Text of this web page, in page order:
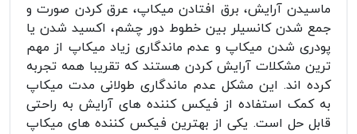
ماسیدن آرایش، برق افتادن میکاپ، عرق کردن صورت و
جمع شدن کانسیلر بین خطوط دور چشم، اکسید شدن یا
پودری شدن میکاپ و عدم ماندگاری زیاد میکاپ از مهم
ترین مشکلات آرایش کردن هستند که تقریبا همه تجربه
کرده اند. این مشکل عدم ماندگاری طولانی مدت میکاپ
به کمک استفاده از فیکس کننده های آرایش به راحتی
قابل حل است. یکی از بهترین فیکس کننده های میکاپ